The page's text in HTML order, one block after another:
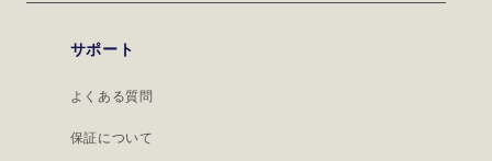
サポート
よくある質問
保証について